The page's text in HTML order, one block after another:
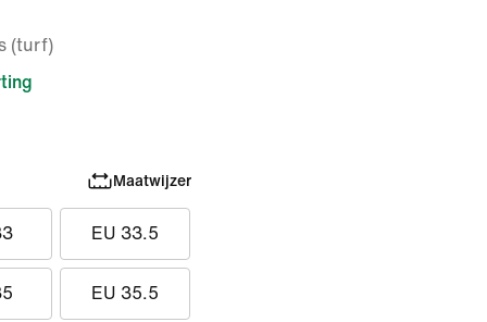
(turf)
Maatwijzer
EU 33.5
EU 35.5